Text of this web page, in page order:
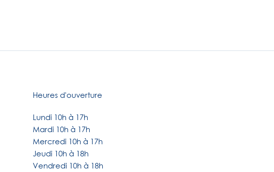
Heures d'ouverture
Lundi 10h à 17h
Mardi 10h à 17h
Mercredi 10h à 17h
Jeudi 10h à 18h
Vendredi 10h à 18h